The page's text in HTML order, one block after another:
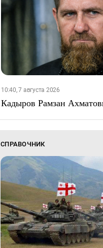
10:40, 7 августа 2026
Кадыров Рамзан
СПРАВОЧНИК